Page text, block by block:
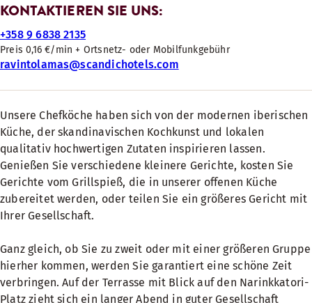
KONTAKTIEREN SIE UNS:
+358 9 6838 2135
Preis 0,16 €/min + Ortsnetz- oder Mobilfunkgebühr
ravintolamas@scandichotels.com
Unsere Chefköche haben sich von der modernen iberischen
Küche, der skandinavischen Kochkunst und lokalen
qualitativ hochwertigen Zutaten inspirieren lassen.
Genießen Sie verschiedene kleinere Gerichte, kosten Sie
Gerichte vom Grillspieß, die in unserer offenen Küche
zubereitet werden, oder teilen Sie ein größeres Gericht mit
Ihrer Gesellschaft.
Ganz gleich, ob Sie zu zweit oder mit einer größeren Gruppe
hierher kommen, werden Sie garantiert eine schöne Zeit
verbringen. Auf der Terrasse mit Blick auf den Narinkkatori-
Platz zieht sich ein langer Abend in guter Gesellschaft